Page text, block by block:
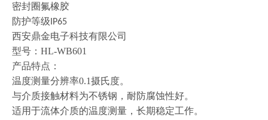
密封圈氟橡胶
防护等级 IP65
西安鼎金电子科技有限公司
型号： HL-WB601
产品特点：
温度测量分辨率0.1摄氏度。
与介质接触材料为不锈钢，耐防腐蚀性好。
适用于流体介质的温度测量，长期稳定工作。